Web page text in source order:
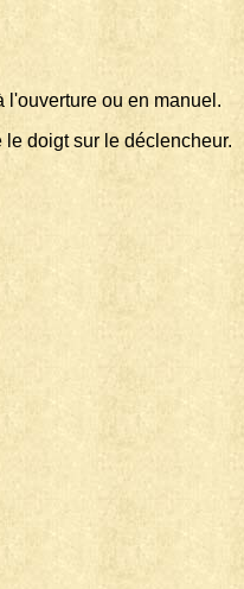
ou en manuel.
doigt sur le déclencheur.